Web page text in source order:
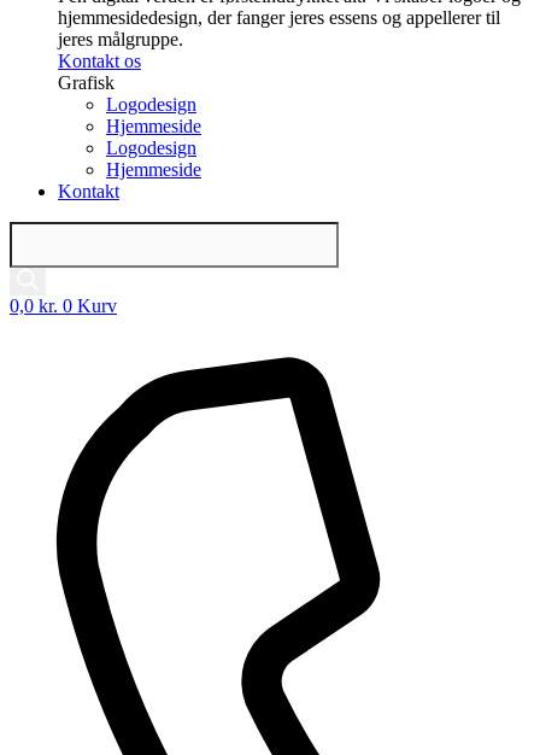
hjemmesidedesign, der fanger jeres essens og appellerer til
jeres målgruppe.
Kontakt os
Grafisk
Logodesign
Hjemmeside
Logodesign
Hjemmeside
Kontakt
Products
0,0 kr. 0 Kurv